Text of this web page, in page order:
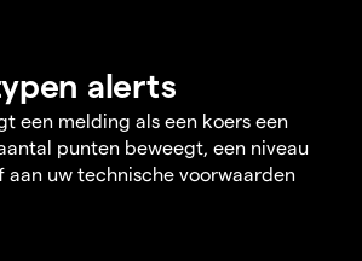
alerts
een melding als een koers een
punten beweegt, een niveau
aan uw technische voorwaarden